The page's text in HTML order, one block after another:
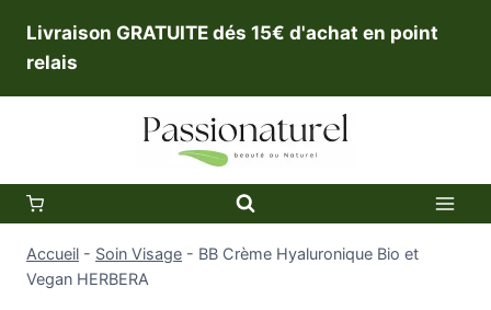
contenu
Livraison GRATUITE dés 15€ d'achat en point
relais
Accueil - Soin Visage - BB Crème Hyaluronique Bio et
Vegan HERBERA